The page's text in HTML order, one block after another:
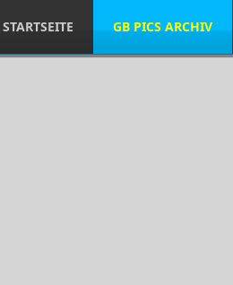
STARTSEITE GB PICS ARCHIV